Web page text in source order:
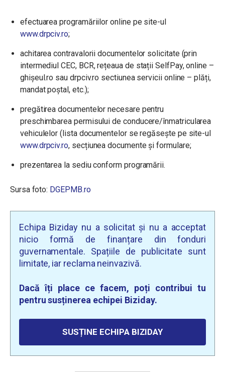
efectuarea programăriilor online pe site-ul
www.drpciv.ro;
achitarea contravalorii documentelor solicitate (prin
intermediul CEC, BCR, rețeaua de stații SelfPay, online –
ghișeul.ro sau drpciv.ro sectiunea servicii online – plăți,
mandat poștal, etc.);
pregătirea documentelor necesare pentru
preschimbarea permisului de conducere/înmatricularea
vehiculelor (lista documentelor se regăsește pe site-ul
www.drpciv.ro, secțiunea documente și formulare;
prezentarea la sediu conform programării.
Sursa foto: DGEPMB.ro
Echipa Biziday nu a solicitat și nu a acceptat
nicio formă de finanțare din fonduri
guvernamentale. Spațiile de publicitate sunt
limitate, iar reclama neinvazivă.
Dacă îți place ce facem, poți contribui tu
pentru susținerea echipei Biziday.
SUSȚINE ECHIPA BIZIDAY